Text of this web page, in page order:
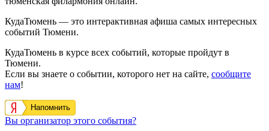
КудаТюмень — это интерактивная афиша самых интересных
событий Тюмени.
КудаТюмень в курсе всех событий, которые пройдут в
Тюмени.
Если вы знаете о событии, которого нет на сайте, сообщите
нам!
Напомнить
Вы организатор этого события?